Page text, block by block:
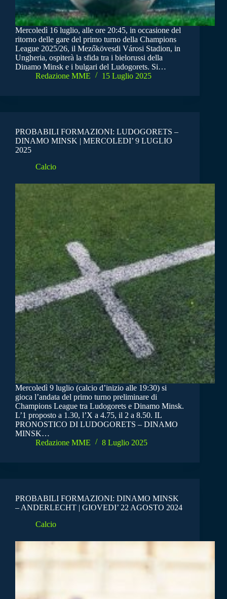
Mercoledì 16 luglio, alle ore 20:45, in occasione del
ritorno delle gare del primo turno della Champions
League 2025/26, il Mezőkövesdi Városi Stadion, in
Ungheria, ospiterà la sfida tra i bielorussi della
Dinamo Minsk e i bulgari del Ludogorets. Si…
Redazione MME
15 Luglio 2025
PROBABILI FORMAZIONI: LUDOGORETS –
DINAMO MINSK | MERCOLEDI’ 9 LUGLIO
2025
Calcio
Mercoledì 9 luglio (calcio d’inizio alle 19:30) si
gioca l’andata del primo turno preliminare di
Champions League tra Ludogorets e Dinamo Minsk.
L’1 proposto a 1.30, l’X a 4.75, il 2 a 8.50. IL
PRONOSTICO DI LUDOGORETS – DINAMO
MINSK…
Redazione MME
8 Luglio 2025
PROBABILI FORMAZIONI: DINAMO MINSK
– ANDERLECHT | GIOVEDI’ 22 AGOSTO 2024
Calcio